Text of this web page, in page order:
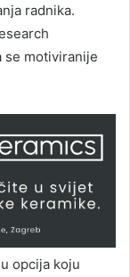
radnika.
se motiviranije
opcija koju